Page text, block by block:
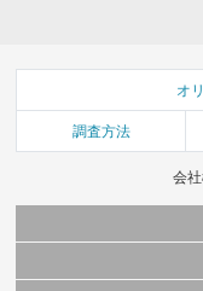
オ
調査方法
会
当サイトで公開されている情